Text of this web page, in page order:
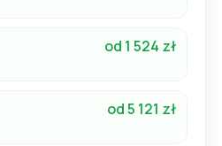
od 1 524 zł
od 5 121 zł